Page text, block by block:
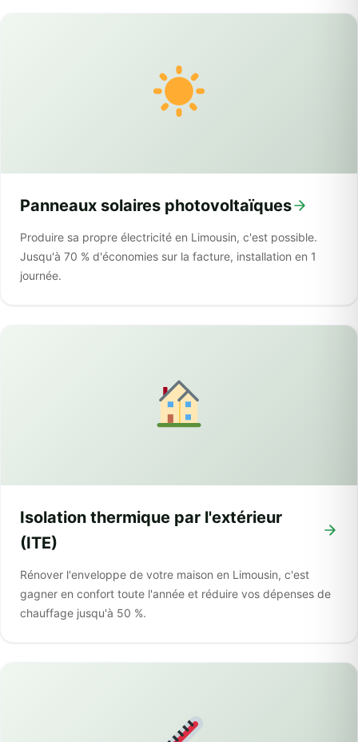
Panneaux solaires photovoltaïques
Produire sa propre électricité en Limousin, c'est possible.
Jusqu'à 70 % d'économies sur la facture, installation en 1
journée.
Isolation thermique par l'extérieur
(ITE)
Rénover l'enveloppe de votre maison en Limousin, c'est
gagner en confort toute l'année et réduire vos dépenses de
chauffage jusqu'à 50 %.